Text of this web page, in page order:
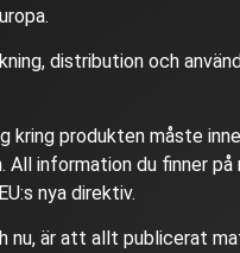
distribution och
produkten måste
information du finner
nya direktiv.
är att allt publicerat